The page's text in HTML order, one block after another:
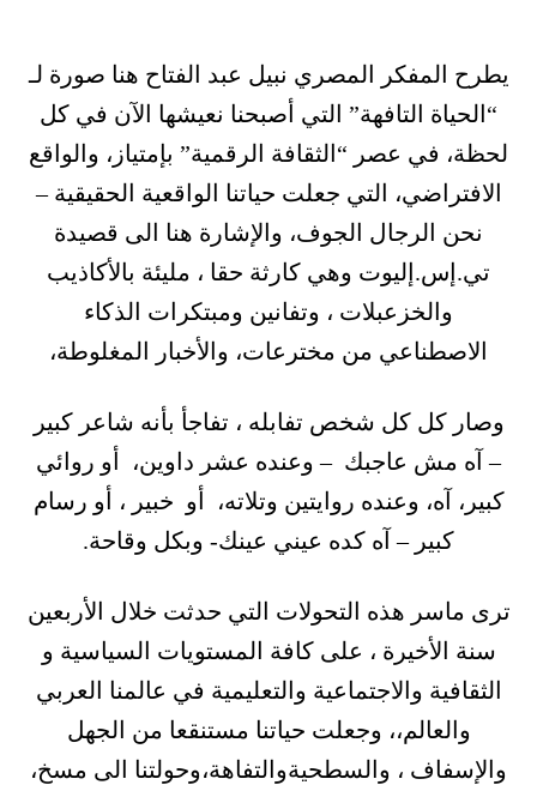
يطرح المفكر المصري نبيل عبد الفتاح هنا صورة لـ
“الحياة التافهة” التي أصبحنا نعيشها الآن في كل
لحظة، في عصر “الثقافة الرقمية” بإمتياز، والواقع
الافتراضي، التي جعلت حياتنا الواقعية الحقيقية –
نحن الرجال الجوف، والإشارة هنا الى قصيدة
تي.إس.إليوت وهي كارثة حقا ، مليئة بالأكاذيب
والخزعبلات ، وتفانين ومبتكرات الذكاء
الاصطناعي من مخترعات، والأخبار المغلوطة،
وصار كل كل شخص تفابله ، تفاجأ بأنه شاعر كبير
– آه مش عاجبك – وعنده عشر داوين، أو روائي
كبير، آه، وعنده روايتين وتلاته، أو خبير ، أو رسام
كبير – آه كده عيني عينك- وبكل وقاحة.
ترى ماسر هذه التحولات التي حدثت خلال الأربعين
سنة الأخيرة ، على كافة المستويات السياسية و
الثقافية والاجتماعية والتعليمية في عالمنا العربي
والعالم،، وجعلت حياتنا مستنقعا من الجهل
والإسفاف ، والسطحيةوالتفاهة،وحولتنا الى مسخ،